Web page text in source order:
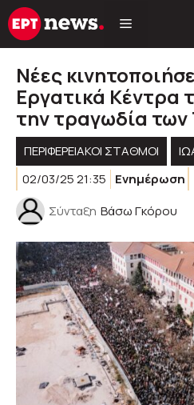
Μετάβαση
σε
Νέες
Εργατικά Κέντρα
την τραγωδία
ΠΕΡΙΦΕΡΕΙΑΚΟΊ ΣΤΑΘΜΟΊ
02/03/25 21:35
Ενημέρωση
Σύνταξη Βάσω Γκόρου